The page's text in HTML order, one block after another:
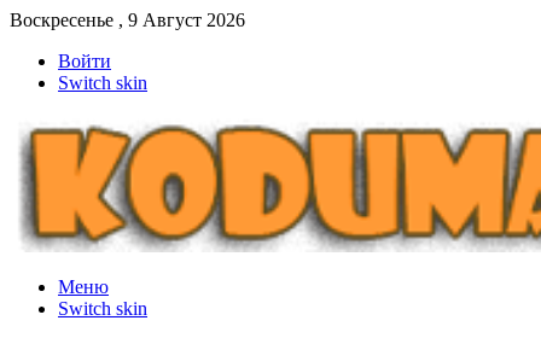
Воскресенье , 9 Август 2026
Войти
Switch skin
Меню
Switch skin